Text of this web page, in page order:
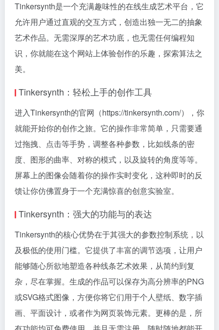
Tinkersynth是一个充满趣味性的在线生成艺术平台，它
允许用户通过直观的交互方式，创造出独一无二的抽象
艺术作品。无需深厚的艺术功底，也无需任何编程知
识，你就能在这个网站上体验创作的乐趣，探索算法之
美。
Tinkersynth：轻松上手的创作工具
进入Tinkersynth的官网（https://tinkersynth.com/），你
就能开始你的创作之旅。它的操作非常简单，只需要通
过拖拽、点击等手势，调整各种参数，比如线条的密
度、图形的曲率、对称的模式，以及旋转的角度等等。
屏幕上的图像会随着你的操作实时变化，这种即时的反
馈让你仿佛置身于一个充满惊喜的创意实验室。
Tinkersynth：强大的功能与的表达
Tinkersynth的核心优势在于其强大的参数控制系统，以
及极低的使用门槛。它提供了丰富的调节选项，让用户
能够随心所欲地塑造各种线条艺术效果，从简约到复
杂，尽在掌握。生成的作品可以保存为高分辨率的PNG
或SVG格式图像，方便你将它们用于个人壁纸、数字插
画、平面设计，或者作为网页装饰元素。更棒的是，所